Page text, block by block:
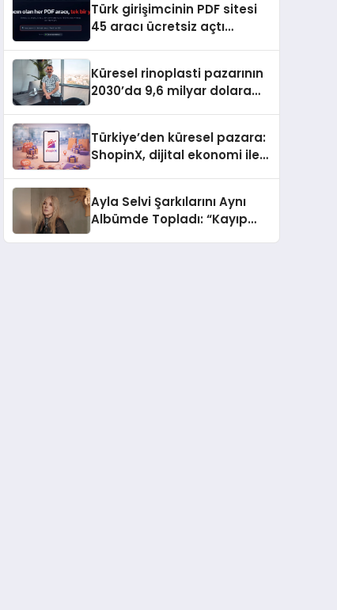
Türk girişimcinin PDF sitesi
45 aracı ücretsiz açtı
Küresel rinoplasti pazarının
2030’da 9,6 milyar dolara
Türkiye’den küresel pazara:
ShopinX, dijital ekonomi ile
Ayla Selvi Şarkılarını Aynı
Albümde Topladı: “Kayıp